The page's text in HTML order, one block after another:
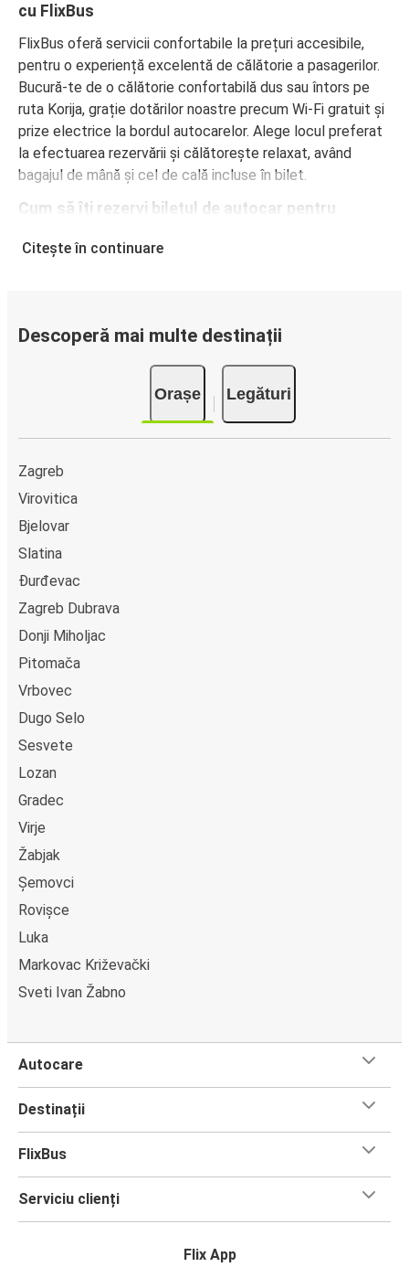
cu FlixBus
FlixBus oferă servicii confortabile la prețuri accesibile,
pentru o experiență excelentă de călătorie a pasagerilor.
Bucură-te de o călătorie confortabilă dus sau întors pe
ruta Korija, grație dotărilor noastre precum Wi-Fi gratuit și
prize electrice la bordul autocarelor. Alege locul preferat
la efectuarea rezervării și călătorește relaxat, având
bagajul de mână și cel de cală incluse în bilet.
Cum să îți rezervi biletul de autocar pentru
Rezervarea unui bilet pentru autocarele FlixBus este
clicuri. La achiziționarea online a unui bilet dus sau întors
pe ruta Korija, poți alege între diferite metode sigure de
plată online, cum ar fi card de credit, PayPal, Google și
Apple Pay. Alternativ, poți plăti în numerar la bordul
autocarelor sau la unul din punctele de vânzare.
Citește în continuare
Descoperă mai multe destinații
Orașe Legături
Zagreb
Virovitica
Bjelovar
Slatina
Đurđevac
Zagreb Dubrava
Donji Miholjac
Pitomača
Vrbovec
Dugo Selo
Sesvete
Lozan
Gradec
Virje
Žabjak
Șemovci
Rovișce
Luka
Markovac Križevački
Sveti Ivan Žabno
Autocare
Destinații
FlixBus
Serviciu clienți
Flix App